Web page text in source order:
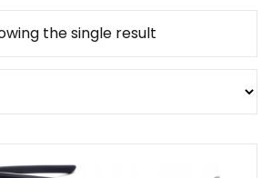
the single result